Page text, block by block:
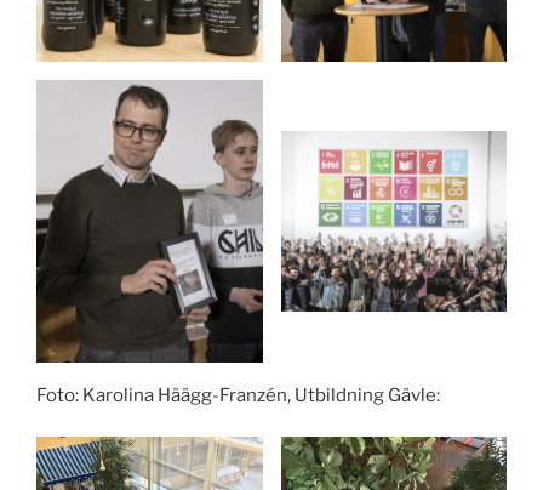
Foto: Karolina Häägg-Franzén, Utbildning Gävle: